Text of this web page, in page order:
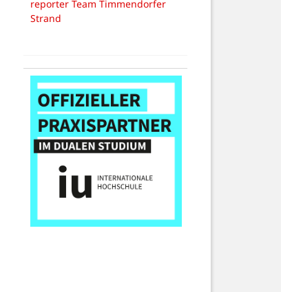
reporter Team Timmendorfer
Strand